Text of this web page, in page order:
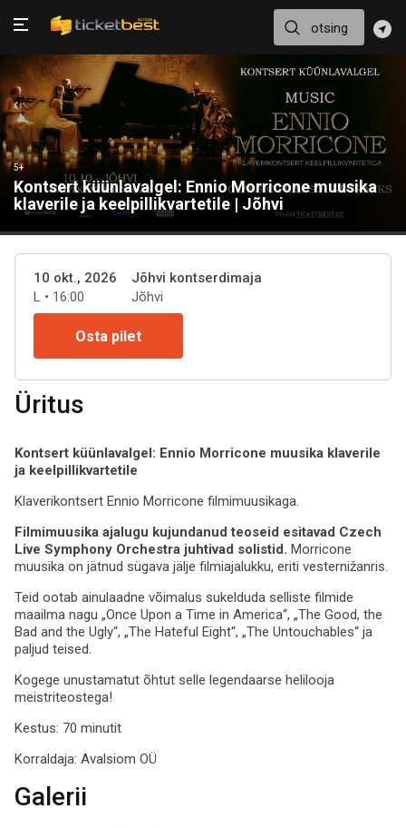
5+
Kontsert küünlavalgel: Ennio Morricone muusika
klaverile ja keelpillikvartetile | Jõhvi
10 okt., 2026
L • 16:00
Jõhvi kontserdimaja
Jõhvi
Osta pilet
Üritus
Kontsert küünlavalgel: Ennio Morricone muusika klaverile
ja keelpillikvartetile
Klaverikontsert Ennio Morricone filmimuusikaga.
Filmimuusika ajalugu kujundanud teoseid esitavad Czech
Live Symphony Orchestra juhtivad solistid. Morricone
muusika on jätnud sügava jälje filmiajalukku, eriti vesternižanris.
Teid ootab ainulaadne võimalus sukelduda selliste filmide
maailma nagu „Once Upon a Time in America“, „The Good, the
Bad and the Ugly“, „The Hateful Eight“, „The Untouchables“ ja
paljud teised.
Kogege unustamatut õhtut selle legendaarse helilooja
meistriteostega!
Kestus: 70 minutit
Korraldaja: Avalsiom OÜ
Galerii